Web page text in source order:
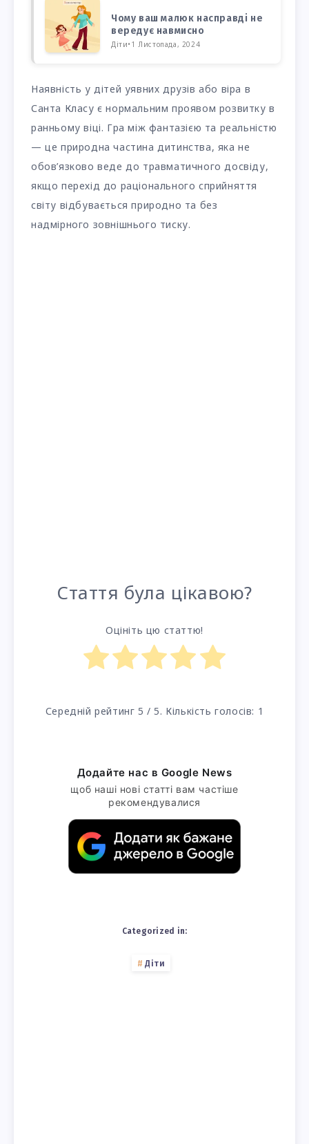
Чому ваш малюк насправді не
вередує навмисно
Діти• 1 Листопада, 2024
Наявність у дітей уявних друзів або віра в
Санта Класу є нормальним проявом розвитку в
ранньому віці. Гра між фантазією та реальністю
— це природна частина дитинства, яка не
обов’язково веде до травматичного досвіду,
якщо перехід до раціонального сприйняття
світу відбувається природно та без
надмірного зовнішнього тиску.
Стаття була цікавою?
Оцініть цю статтю!
Середній рейтинг 5 / 5. Кількість голосів: 1
Додайте нас в Google News
щоб наші нові статті вам частіше
рекомендувалися
Categorized in:
Діти